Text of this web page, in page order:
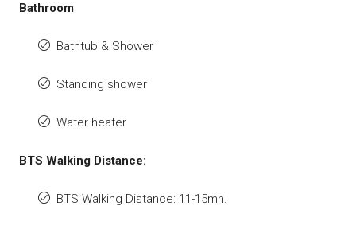
Bathroom
Bathtub & Shower
Standing shower
Water heater
BTS Walking Distance:
BTS Walking Distance: 11-15mn.